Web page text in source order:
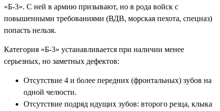
«Б-3». С ней в армию призывают, но в рода войск с
повышенными требованиями (ВДВ, морская пехота, спецназ)
попасть нельзя.
Категория «Б-3» устанавливается при наличии менее
серьезных, но заметных дефектов:
Отсутствие 4 и более передних (фронтальных) зубов на
одной челюсти.
Отсутствие подряд идущих зубов: второго резца, клыка